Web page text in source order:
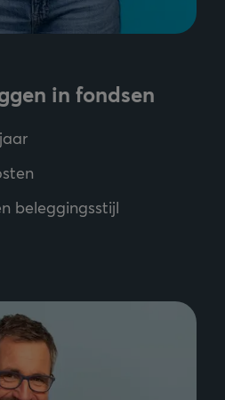
in fondsen
beleggingsstijl